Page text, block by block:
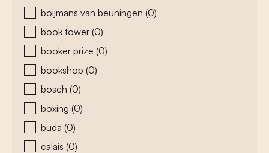
boijmans van beuningen (0)
book tower (0)
booker prize (0)
bookshop (0)
bosch (0)
boxing (0)
buda (0)
calais (0)